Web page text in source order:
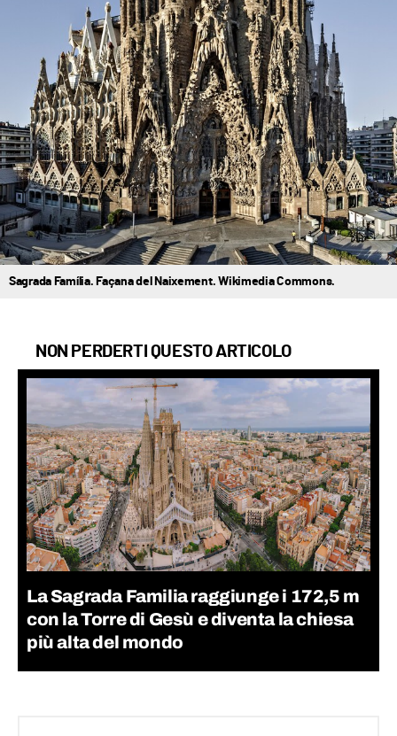
Sagrada Família. Façana del Naixement. Wikimedia Commons.
NON PERDERTI QUESTO ARTICOLO
La Sagrada Familia raggiunge i 172,5 m
con la Torre di Gesù e diventa la chiesa
più alta del mondo